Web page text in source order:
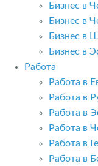
Бизнес в
Бизнес в
Бизнес в
Бизнес в
Работа
Работа в
Работа в
Работа в
Работа в
Работа в
Работа в